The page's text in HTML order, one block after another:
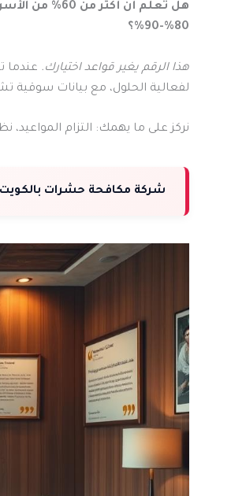
هل تعلم أن أكثر من 60% من الأسر في الكويت تواجه مشكلات مع
80%-90%؟
هذا الرقم يغير قواعد اختيارك. عندما
لفعالية الحلول، مع بيانات سوقية تشير إلى
نركز على ما يهمك: التزام المواعيد، نظافة ما بعد
شركة مكافحة حشرات بالكويت